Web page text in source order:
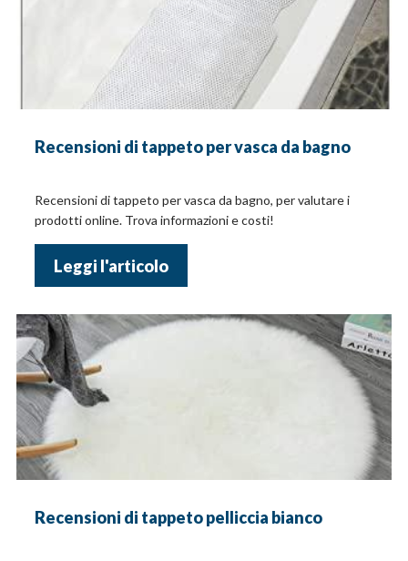
Recensioni di tappeto per vasca da bagno
Recensioni di tappeto per vasca da bagno, per valutare i
prodotti online. Trova informazioni e costi!
Leggi l'articolo
Recensioni di tappeto pelliccia bianco